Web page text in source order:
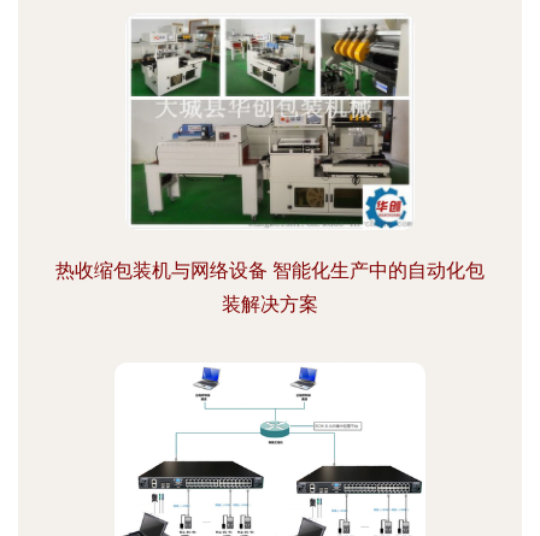
热收缩包装机与网络设备 智能化生产中的自动化包
装解决方案